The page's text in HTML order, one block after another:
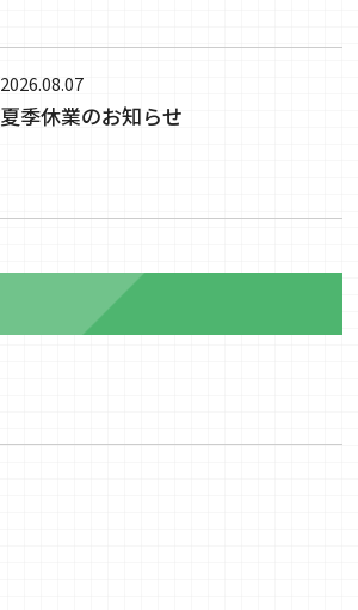
2026.08.07
夏季休業のお知らせ